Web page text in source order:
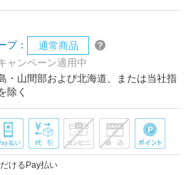
プ：
通常商品
ャンペーン適用中
・山間部および北海道、または当社指
除く
けるPay払い